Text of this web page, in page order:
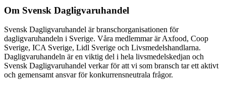
Om Svensk Dagligvaruhandel
Svensk Dagligvaruhandel är branschorganisationen för
dagligvaruhandeln i Sverige. Våra medlemmar är Axfood, Coop
Sverige, ICA Sverige, Lidl Sverige och Livsmedelshandlarna.
Dagligvaruhandeln är en viktig del i hela livsmedelskedjan och
Svensk Dagligvaruhandel verkar för att vi som bransch tar ett aktivt
och gemensamt ansvar för konkurrensneutrala frågor.